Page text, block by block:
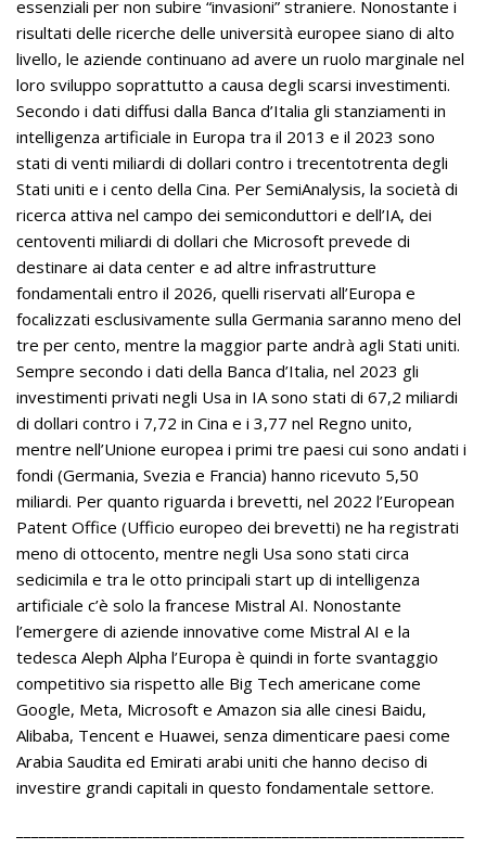
essenziali per non subire “invasioni” straniere. Nonostante i
risultati delle ricerche delle università europee siano di alto
livello, le aziende continuano ad avere un ruolo marginale nel
loro sviluppo soprattutto a causa degli scarsi investimenti.
Secondo i dati diffusi dalla Banca d’Italia gli stanziamenti in
intelligenza artificiale in Europa tra il 2013 e il 2023 sono
stati di venti miliardi di dollari contro i trecentotrenta degli
Stati uniti e i cento della Cina. Per SemiAnalysis, la società di
ricerca attiva nel campo dei semiconduttori e dell’IA, dei
centoventi miliardi di dollari che Microsoft prevede di
destinare ai data center e ad altre infrastrutture
fondamentali entro il 2026, quelli riservati all’Europa e
focalizzati esclusivamente sulla Germania saranno meno del
tre per cento, mentre la maggior parte andrà agli Stati uniti.
Sempre secondo i dati della Banca d’Italia, nel 2023 gli
investimenti privati negli Usa in IA sono stati di 67,2 miliardi
di dollari contro i 7,72 in Cina e i 3,77 nel Regno unito,
mentre nell’Unione europea i primi tre paesi cui sono andati i
fondi (Germania, Svezia e Francia) hanno ricevuto 5,50
miliardi. Per quanto riguarda i brevetti, nel 2022 l’European
Patent Office (Ufficio europeo dei brevetti) ne ha registrati
meno di ottocento, mentre negli Usa sono stati circa
sedicimila e tra le otto principali start up di intelligenza
artificiale c’è solo la francese Mistral AI. Nonostante
l’emergere di aziende innovative come Mistral AI e la
tedesca Aleph Alpha l’Europa è quindi in forte svantaggio
competitivo sia rispetto alle Big Tech americane come
Google, Meta, Microsoft e Amazon sia alle cinesi Baidu,
Alibaba, Tencent e Huawei, senza dimenticare paesi come
Arabia Saudita ed Emirati arabi uniti che hanno deciso di
investire grandi capitali in questo fondamentale settore.